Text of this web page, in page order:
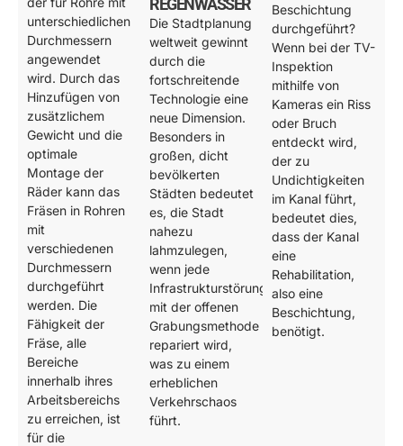
unterschiedlichen
Durchmessern
angewendet
wird. Durch das
Hinzufügen von
zusätzlichem
Gewicht und die
optimale
Montage der
Räder kann das
Fräsen in Rohren
mit
verschiedenen
Durchmessern
durchgeführt
werden. Die
Fähigkeit der
Fräse, alle
Bereiche
innerhalb ihres
Arbeitsbereichs
zu erreichen, ist
für die
REGENWASSER
Die Stadtplanung
weltweit gewinnt
durch die
fortschreitende
Technologie eine
neue Dimension.
Besonders in
großen, dicht
bevölkerten
Städten bedeutet
es, die Stadt
nahezu
lahmzulegen,
wenn jede
Infrastrukturstörung
mit der offenen
Grabungsmethode
repariert wird,
was zu einem
erheblichen
Verkehrschaos
führt.
Beschichtung
durchgeführt?
Wenn bei der TV-
Inspektion
mithilfe von
Kameras ein Riss
oder Bruch
entdeckt wird,
der zu
Undichtigkeiten
im Kanal führt,
bedeutet dies,
dass der Kanal
eine
Rehabilitation,
also eine
Beschichtung,
benötigt.